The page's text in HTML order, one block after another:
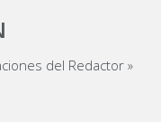
del Redactor »